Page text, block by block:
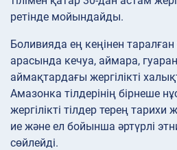
ретінде мойындайды.
Боливияда ең кеңінен таралған
арасында кечуа, аймара,
аймақтардағы жергілікті
Амазонка тілдерінің бірнеше
жергілікті тілдер терең
ие және ел бойынша әртүрлі
сөйлейді.